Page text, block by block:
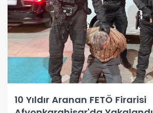
10 Yıldır Aranan FETÖ Firarisi